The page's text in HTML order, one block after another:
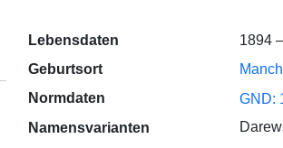
Lebensdaten
1894
Geburtsort
Normdaten
GND:
Namensvarianten